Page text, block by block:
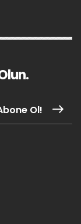
Ol!